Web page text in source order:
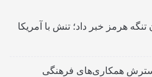
تنگه هرمز خبر داد؛ تنش با آمریکا
گسترش همکاری‌های فرهنگی